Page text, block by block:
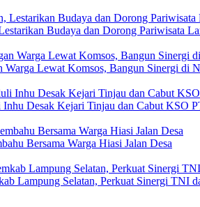
Budaya dan Dorong Pariwisata
Lewat Komsos, Bangun Sinergi di
Desak Kejari Tinjau dan Cabut KSO
Bersama Warga Hiasi Jalan Desa
Lampung Selatan, Perkuat Sinergi TNI